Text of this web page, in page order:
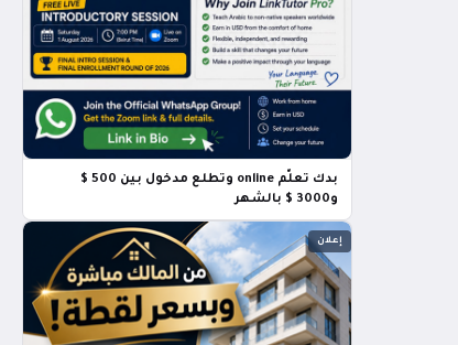
بدك تعلّم online وتطلع مدخول بين 500 $
و3000 $ بالشهر
إعلان